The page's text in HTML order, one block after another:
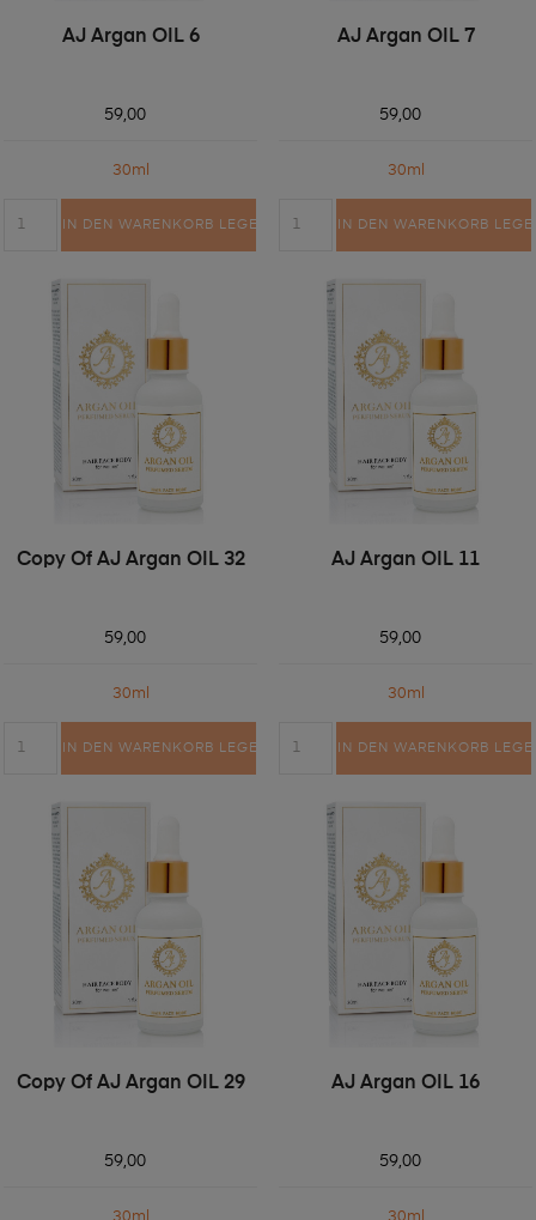
AJ Argan OIL 6
59,00
30ml
IN DEN WARENKORB LEGEN
AJ Argan OIL 7
59,00
30ml
IN DEN WARENKORB
Copy Of AJ Argan OIL 32
59,00
30ml
IN DEN WARENKORB LEGEN
AJ Argan OIL 11
59,00
30ml
IN DEN WARENKORB
Copy Of AJ Argan OIL 29
59,00
AJ Argan OIL 16
59,00